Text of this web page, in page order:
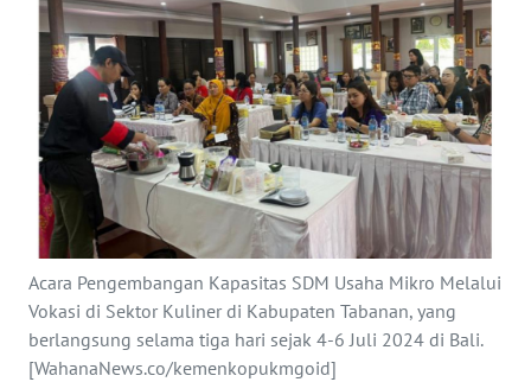
Acara Pengembangan Kapasitas SDM Usaha Mikro Melalui
Vokasi di Sektor Kuliner di Kabupaten Tabanan, yang
berlangsung selama tiga hari sejak 4-6 Juli 2024 di Bali.
[WahanaNews.co/kemenkopukmgoid]
KESEHATAN
INTERNASIONAL
SERBA-SERBI
PENDIDIKAN
OLAHRAGA
OPINI